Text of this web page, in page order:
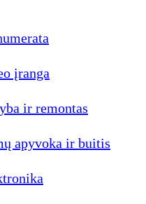
įranga
ir remontas
apyvoka ir buitis